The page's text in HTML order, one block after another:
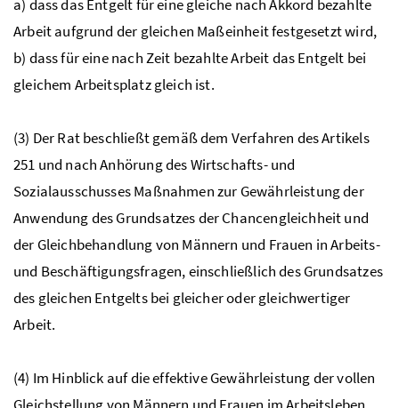
a) dass das Entgelt für eine gleiche nach Akkord bezahlte
Arbeit aufgrund der gleichen Maßeinheit festgesetzt wird,
b) dass für eine nach Zeit bezahlte Arbeit das Entgelt bei
gleichem Arbeitsplatz gleich ist.
(3) Der Rat beschließt gemäß dem Verfahren des Artikels
251 und nach Anhörung des Wirtschafts- und
Sozialausschusses Maßnahmen zur Gewährleistung der
Anwendung des Grundsatzes der Chancengleichheit und
der Gleichbehandlung von Männern und Frauen in Arbeits-
und Beschäftigungsfragen, einschließlich des Grundsatzes
des gleichen Entgelts bei gleicher oder gleichwertiger
Arbeit.
(4) Im Hinblick auf die effektive Gewährleistung der vollen
Gleichstellung von Männern und Frauen im Arbeitsleben